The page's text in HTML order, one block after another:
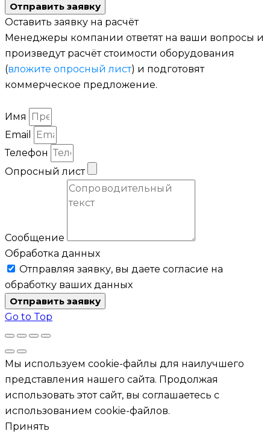
Отправить заявку
Оставить заявку на расчёт
Менеджеры компании ответят на ваши вопросы и
произведут расчёт стоимости оборудования
(вложите опросный лист) и подготовят
коммерческое предложение.
Имя
Email
Телефон
Опросный лист
Сообщение
Обработка данных
Отправляя заявку, вы даете согласие на
обработку ваших данных
Отправить заявку
Go to Top
Мы используем cookie-файлы для наилучшего
представления нашего сайта. Продолжая
использовать этот сайт, вы соглашаетесь с
использованием cookie-файлов.
Принять